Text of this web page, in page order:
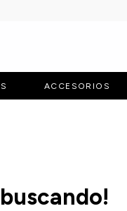
ACCESORIOS